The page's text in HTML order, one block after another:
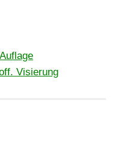
Visierung